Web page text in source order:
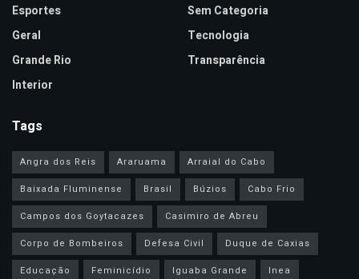
Esportes
Geral
Grande Rio
Interior
Sem Categoria
Tecnologia
Transparência
Tags
Angra dos Reis Araruama
Arraial do Cabo
Baixada Fluminense
Brasil Búzios
Cabo Frio
Campos dos Goytacazes
Casimiro de Abreu
Corpo de Bombeiros
Defesa Civil
Duque de Caxias
Educação
Feminicídio Iguaba Grande
Inea